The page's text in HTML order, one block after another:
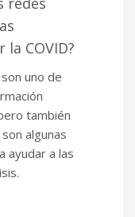
COVID?
uno de
también
algunas
ayudar a las